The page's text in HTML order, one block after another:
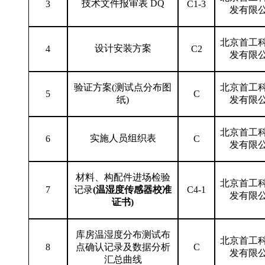
3 技术文件报审表 DQ C1-3
发有限
4 设计安装方案 C2
北京首工
发有限
5
验证方案(测试点分布图
纸)
C
北京首工
发有限
6 实施人员组织表 C
北京首工
发有限
7
材料、构配件进场检验
记录(温湿度传感器校准
证书)
C4-1
北京首工
发有限
8
库房温湿度分布测试布
点确认记录及数据分析
汇总曲线
C
北京首工
发有限